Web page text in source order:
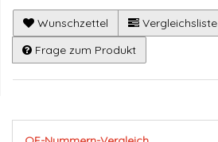
Wunschzettel
Vergleichsliste
Frage zum Produkt